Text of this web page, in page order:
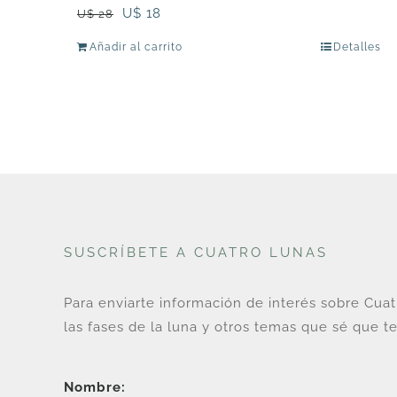
U$28
El
U$ 18
Añadir al carrito Detalles
SUSCRÍBETE A CUATRO LUNAS
Para enviarte información de interés sobre
las fases de la luna y otros temas que sé que
Nombre: